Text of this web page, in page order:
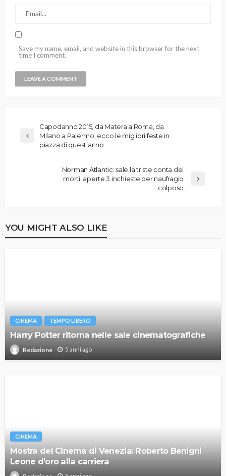
Save my name, email, and website in this browser for the next
time I comment.
Capodanno 2015, da Matera a Roma, da
Milano a Palermo, ecco le migliori feste in
piazza di quest’anno
Norman Atlantic: sale la triste conta dei
morti, aperte 3 inchieste per naufragio
colposo
YOU MIGHT ALSO LIKE
CINEMA TEMPO LIBERO
Harry Potter ritorna nelle sale cinematografiche
Redazione 5 anni ago
CINEMA
Mostra del Cinema di Venezia: Roberto Benigni
Leone d’oro alla carriera